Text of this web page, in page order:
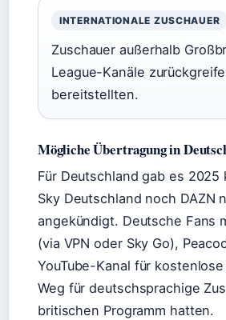
INTERNATIONALE ZUSCHAUER
Zuschauer außerhalb
League-Kanäle
bereitstellten.
Mögliche Übertragung in
Für Deutschland gab es
Sky Deutschland noch
angekündigt. Deutsche Fans
(via VPN oder Sky Go),
YouTube-Kanal für
Weg für deutschsprachige
britischen Programm hatten.